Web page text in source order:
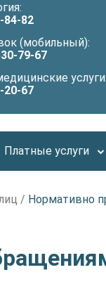
84-82
(мобильный):
79-67
услуги:
20-67
Платные услуги
/ Нормативно